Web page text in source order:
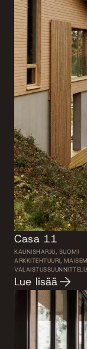
Casa 11
KAUNISHARJU, SUOMI
ARKKITEHTUURI,
Lue lisää